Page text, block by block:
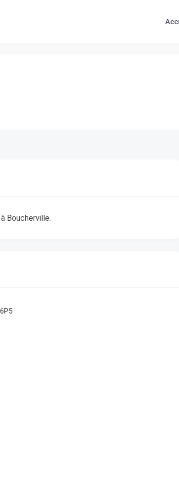
Boucherville.